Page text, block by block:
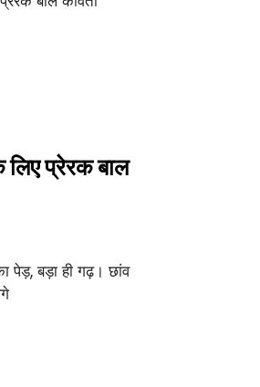
प्रेरक बाल
पेड़, बड़ा ही गढ़। छांव